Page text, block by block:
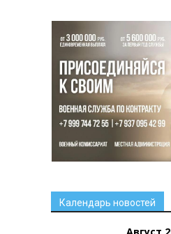
Календарь новостей